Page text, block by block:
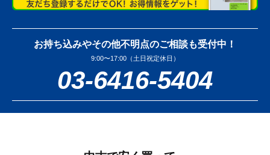
お持ち込みやその他不明点のご相談も受付中！
9:00〜17:00（土日祝定休日）
03-6416-5404